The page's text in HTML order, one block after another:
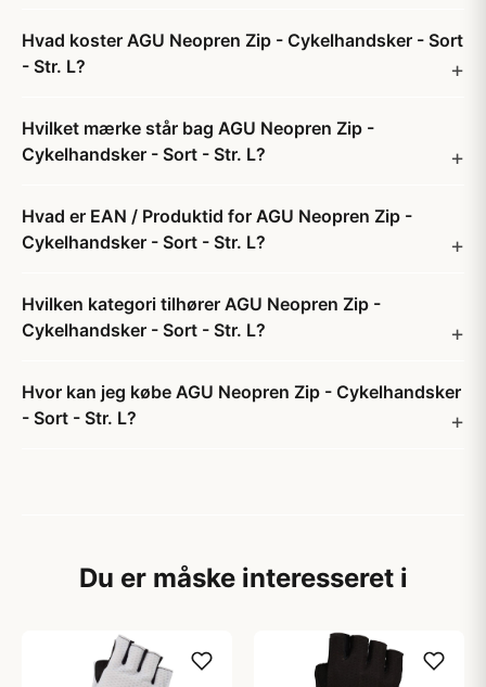
Hvad koster AGU Neopren Zip - Cykelhandsker - Sort
- Str. L?
Hvilket mærke står bag AGU Neopren Zip -
Cykelhandsker - Sort - Str. L?
Hvad er EAN / Produktid for AGU Neopren Zip -
Cykelhandsker - Sort - Str. L?
Hvilken kategori tilhører AGU Neopren Zip -
Cykelhandsker - Sort - Str. L?
Hvor kan jeg købe AGU Neopren Zip - Cykelhandsker
- Sort - Str. L?
Du er måske interesseret i